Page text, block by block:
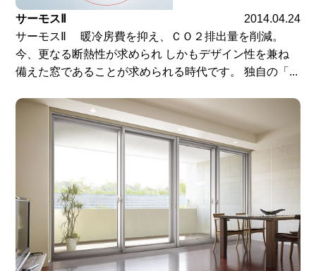
サーモスⅡ
2014.04.24
サーモスⅡ 暖冷房費を抑え、ＣＯ２排出量を削減。
今、更なる断熱性が求められ しかもデザイン性を兼ね
備えた窓であることが求められる時代です。 独自の「...